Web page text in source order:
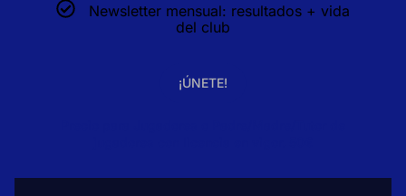
Newsletter mensual: resultados + vida
del club
¡ÚNETE!